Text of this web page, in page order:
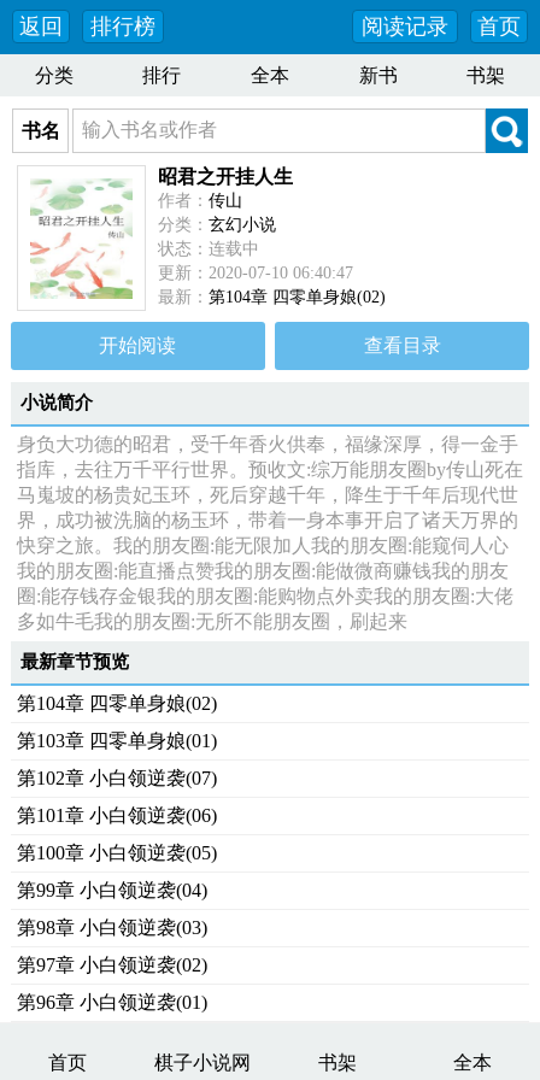
返回 排行榜 首页
阅读记录
分类 排行 全本 新书 书架
书名
昭君之开挂人生
作者： 传山
分类： 玄幻小说
状态：连载中
更新：2020-07-10 06:40:47
最新： 第104章 四零单身娘(02)
开始阅读 查看目录
小说简介
身负大功德的昭君，受千年香火供奉，福缘深厚，得一金手
指库，去往万千平行世界。预收文:综万能朋友圈by传山死在
马嵬坡的杨贵妃玉环，死后穿越千年，降生于千年后现代世
界，成功被洗脑的杨玉环，带着一身本事开启了诸天万界的
快穿之旅。我的朋友圈:能无限加人我的朋友圈:能窥伺人心
我的朋友圈:能直播点赞我的朋友圈:能做微商赚钱我的朋友
圈:能存钱存金银我的朋友圈:能购物点外卖我的朋友圈:大佬
多如牛毛我的朋友圈:无所不能朋友圈，刷起来
最新章节预览
第104章 四零单身娘(02)
第103章 四零单身娘(01)
第102章 小白领逆袭(07)
第101章 小白领逆袭(06)
第100章 小白领逆袭(05)
第99章 小白领逆袭(04)
第98章 小白领逆袭(03)
第97章 小白领逆袭(02)
第96章 小白领逆袭(01)
首页 棋子小说网 书架 全本